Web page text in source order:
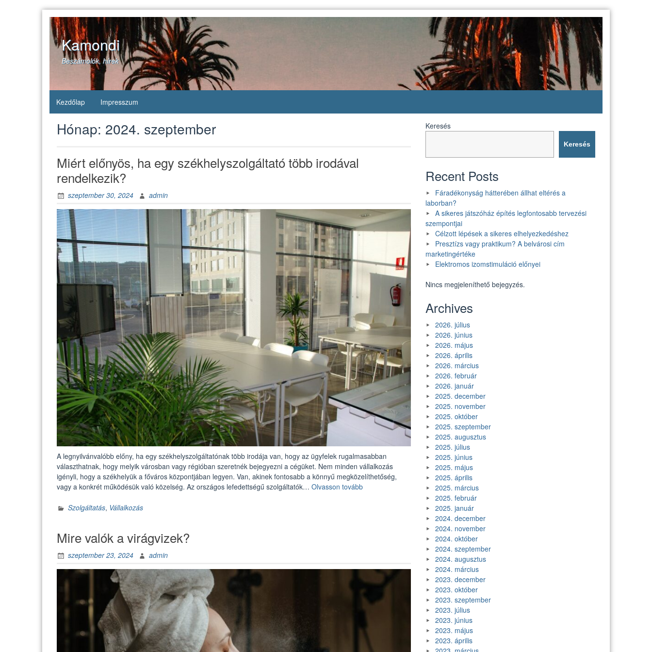
Kamondi
Beszámolók, hírek
Kezdőlap Impresszum
Hónap: 2024. szeptember
Miért előnyös, ha egy székhelyszolgáltató több irodával
rendelkezik?
szeptember 30, 2024 admin
A legnyilvánvalóbb előny, ha egy székhelyszolgáltatónak több irodája van, hogy az ügyfelek rugalmasabban
választhatnak, hogy melyik városban vagy régióban szeretnék bejegyezni a cégüket. Nem minden vállalkozás
igényli, hogy a székhelyük a főváros központjában legyen. Van, akinek fontosabb a könnyű megközelíthetőség,
vagy a konkrét működésük való közelség. Az országos lefedettségű szolgáltatók… Olvasson tovább„Miért
Szolgáltatás, Vállalkozás
Mire valók a virágvizek?
szeptember 23, 2024 admin
Keresés
Keresés
Recent Posts
Fáradékonyság hátterében állhat eltérés a
laborban?
A sikeres játszóház építés legfontosabb tervezési
szempontjai
Célzott lépések a sikeres elhelyezkedéshez
Presztízs vagy praktikum? A belvárosi cím
marketingértéke
Elektromos izomstimuláció előnyei
Nincs megjeleníthető bejegyzés.
Archives
2026. július
2026. június
2026. május
2026. április
2026. március
2026. február
2026. január
2025. december
2025. november
2025. október
2025. szeptember
2025. augusztus
2025. július
2025. június
2025. május
2025. április
2025. március
2025. február
2025. január
2024. december
2024. november
2024. október
2024. szeptember
2024. augusztus
2024. március
2023. december
2023. október
2023. szeptember
2023. július
2023. június
2023. május
2023. április